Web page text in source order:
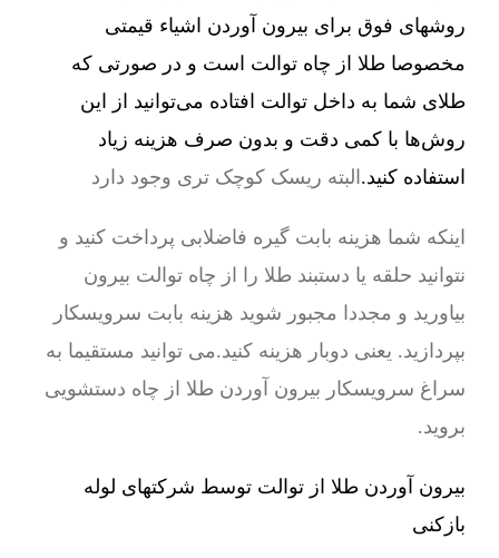
روشهای فوق برای بیرون آوردن اشیاء قیمتی
مخصوصا طلا از چاه توالت است و در صورتی که
طلای شما به داخل توالت افتاده می‌توانید از این
روش‌ها با کمی دقت و بدون صرف هزینه زیاد
استفاده کنید.البته ریسک کوچک تری وجود دارد
اینکه شما هزینه بابت گیره فاضلابی پرداخت کنید و
نتوانید حلقه یا دستبند طلا را از چاه توالت بیرون
بیاورید و مجددا مجبور شوید هزینه بابت سرویسکار
بپردازید. یعنی دوبار هزینه کنید.می توانید مستقیما به
سراغ سرویسکار بیرون آوردن طلا از چاه دستشویی
بروید.
بیرون آوردن طلا از توالت توسط شرکتهای لوله
بازکنی